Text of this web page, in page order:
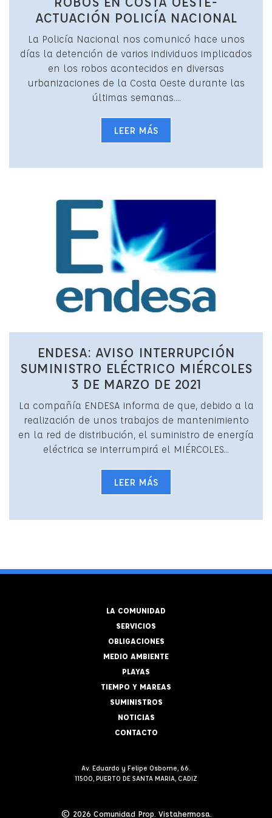
ACTUACIÓN POLICÍA NACIONAL
La Policía Nacional nos comunicó hace unos
días la detención de varios individuos implicados
en los robos acontecidos en diversas
urbanizaciones de la Costa Oeste durante las
últimas semanas....
LEER MÁS
ENDESA: AVISO INTERRUPCIÓN
SUMINISTRO ELÉCTRICO MIÉRCOLES
3 DE MARZO DE 2021
La compañía ENDESA informa de que, debido a la
realización de unos trabajos de mantenimiento
en la red de distribución, el suministro de energía
eléctrica se interrumpirá el MIÉRCOLES...
LEER MÁS
LA COMUNIDAD
SERVICIOS
OBLIGACIONES
MEDIO AMBIENTE
PLAYAS
TIEMPO Y MAREAS
SUMINISTROS
NOTICIAS
CONTACTO
Av. Eduardo y Felipe Osborne, 66.
11500, PUERTO DE SANTA MARIA, CADIZ
© 2026 Comunidad Prop. Vistahermosa.